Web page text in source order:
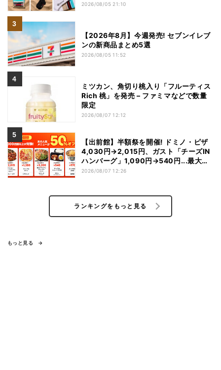
2026/08/05 21:10
【2026年8月】今週発売! セブンイレブ
ンの新商品まとめ5選
2026/08/05 11:52
ミツカン、角切り桃入り「フルーティス
Rich 桃」を発売 – ファミマなどで数量
限定
2026/08/07 12:12
【出前館】半額祭を開催! ドミノ・ピザ
4,030円→2,015円、ガスト「チーズIN
ハンバーグ」1,090円→540円...最大
1,500円OFFの「リピ得クーポン」も配
2026/08/07 12:26
ランキングをもっと見る
もっと見る